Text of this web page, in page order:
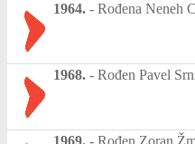
1964. - Rođena Neneh
1968. - Rođen Pavel